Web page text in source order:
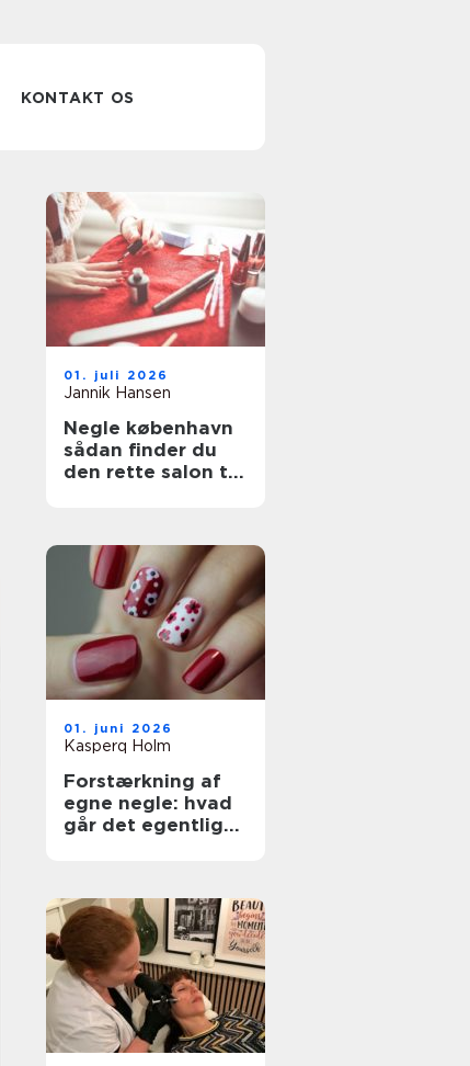
KONTAKT OS
01. juli 2026
Jannik Hansen
Negle københavn
sådan finder du
den rette salon til
01. juni 2026
Kasperq Holm
Forstærkning af
egne negle: hvad
går det egentlig